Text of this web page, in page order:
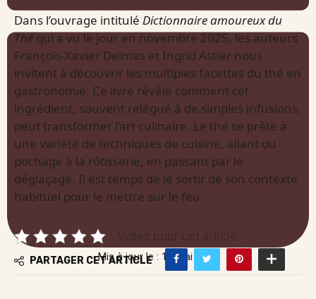
Mis à jour le : 12 mai 2026
Dans l’ouvrage intitulé Dictionnaire amoureux du
Théqui a vu le jour en novembre 2025, les auteurs
François-Xavier Delmas et Ingrid Astier nous
invitent à découvrir les multiples facettes du thé en
gastronomie. Ce livre révèle comment cet
ingrédient, souvent relégué à de simples infusions,
peut transformer l’art culinaire. Le thé se prête à
une variété de techniques de cuisine, allant du
pochage à la rôtisserie, en passant par le
déglaçage. Il est temps de le sortir de son contexte
habituel pour le mettre sur le feu.
Votez pour cet article
PARTAGER CET ARTICLE